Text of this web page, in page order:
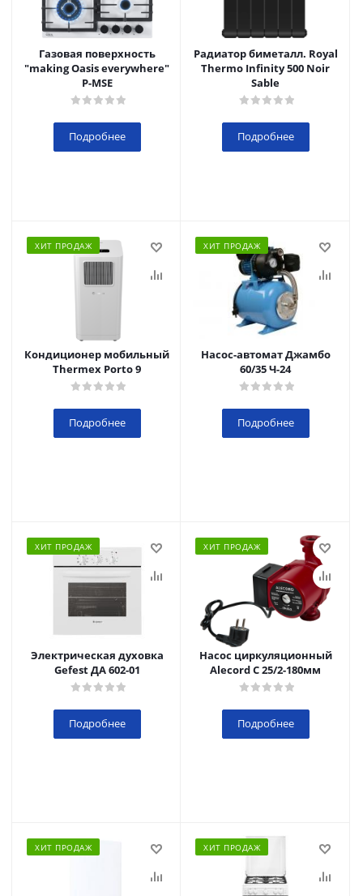
Газовая поверхность
"making Oasis everywhere"
P-MSE
Подробнее
Радиатор биметалл. Royal
Thermo Infinity 500 Noir
Sable
Подробнее
ХИТ ПРОДАЖ
Кондиционер мобильный
Thermex Porto 9
Подробнее
ХИТ ПРОДАЖ
Насос-автомат Джамбо
60/35 Ч-24
Подробнее
ХИТ ПРОДАЖ
Электрическая духовка
Gefest ДА 602-01
Подробнее
ХИТ ПРОДАЖ
Насос циркуляционный
Alecord C 25/2-180мм
Подробнее
ХИТ ПРОДАЖ ХИТ ПРОДАЖ